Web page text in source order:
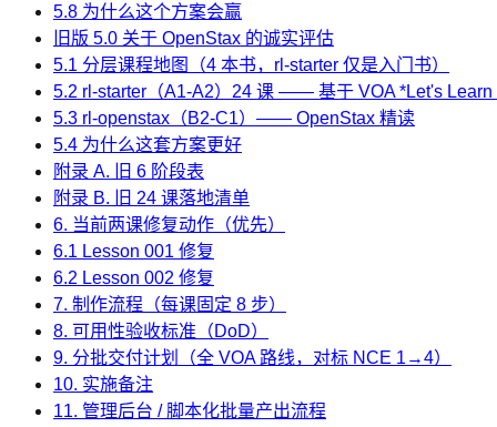
5.8 为什么这个方案会赢
旧版 5.0 关于 OpenStax 的诚实评估
5.1 分层课程地图（4 本书，rl-starter 仅是入门书）
5.2 rl-starter（A1-A2）24 课 —— 基于 VOA *Let's Learn
5.3 rl-openstax（B2-C1）—— OpenStax 精读
5.4 为什么这套方案更好
附录 A. 旧 6 阶段表
附录 B. 旧 24 课落地清单
6. 当前两课修复动作（优先）
6.1 Lesson 001 修复
6.2 Lesson 002 修复
7. 制作流程（每课固定 8 步）
8. 可用性验收标准（DoD）
9. 分批交付计划（全 VOA 路线，对标 NCE 1→4）
10. 实施备注
11. 管理后台 / 脚本化批量产出流程